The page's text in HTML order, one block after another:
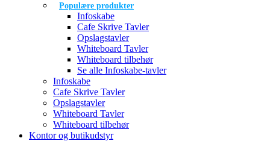
Populære produkter
Infoskabe
Cafe Skrive Tavler
Opslagstavler
Whiteboard Tavler
Whiteboard tilbehør
Se alle Infoskabe-tavler
Infoskabe
Cafe Skrive Tavler
Opslagstavler
Whiteboard Tavler
Whiteboard tilbehør
Kontor og butikudstyr